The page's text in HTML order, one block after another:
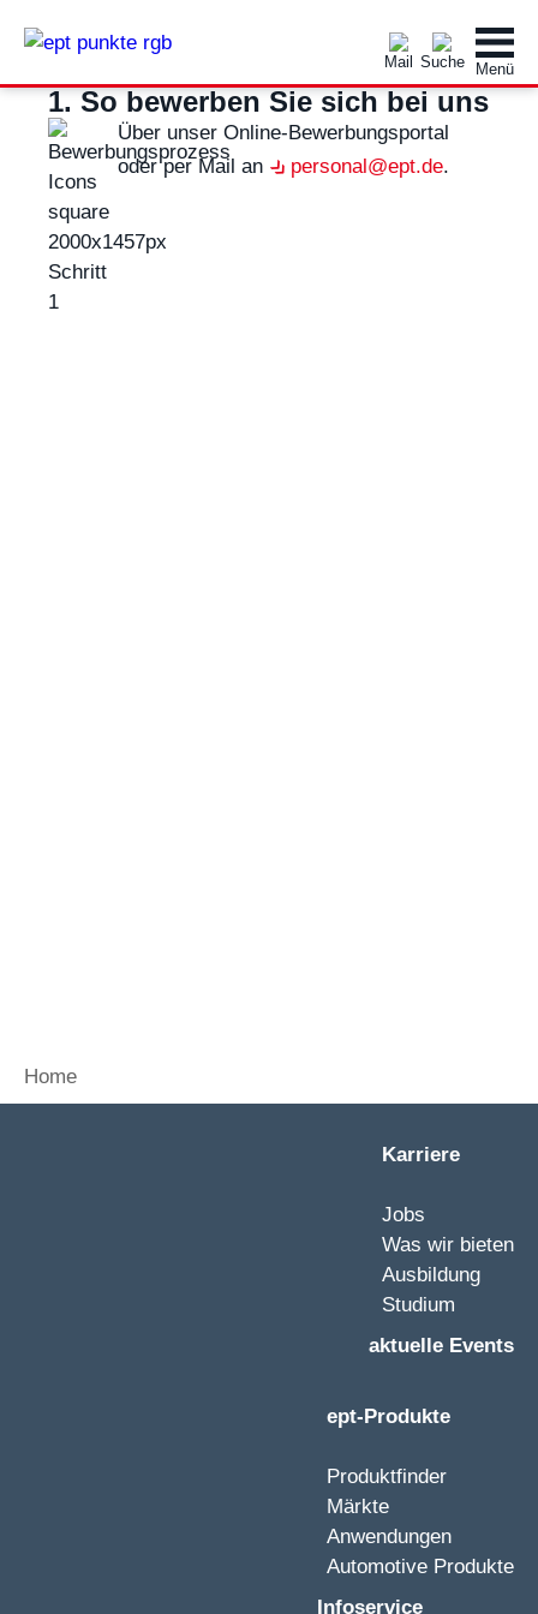
1. So bewerben Sie sich bei uns
Über unser Online-Bewerbungsportal
oder per Mail an
personal@ept.de.
Home
Karriere
Jobs
Was wir bieten
Ausbildung
Studium
aktuelle Events
ept-Produkte
Produktfinder
Märkte
Anwendungen
Automotive Produkte
Infoservice